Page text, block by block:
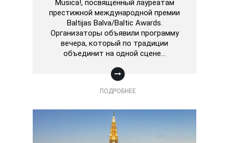
Musica!, посвященный лауреатам
престижной международной премии
Baltijas Balva/Baltic Awards.
Организаторы объявили программу
вечера, который по традиции
объединит на одной сцене…
ПОДРОБНЕЕ